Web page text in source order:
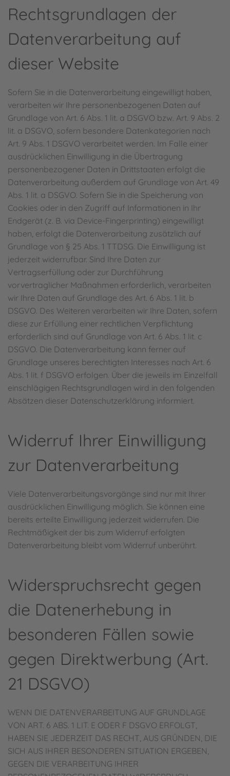
Rechtsgrundlagen der
Datenverarbeitung auf
dieser Website
Sofern Sie in die Datenverarbeitung eingewilligt haben,
verarbeiten wir Ihre personenbezogenen Daten auf
Grundlage von Art. 6 Abs. 1 lit. a DSGVO bzw. Art. 9 Abs. 2
lit. a DSGVO, sofern besondere Datenkategorien nach
Art. 9 Abs. 1 DSGVO verarbeitet werden. Im Falle einer
ausdrücklichen Einwilligung in die Übertragung
personenbezogener Daten in Drittstaaten erfolgt die
Datenverarbeitung außerdem auf Grundlage von Art. 49
Abs. 1 lit. a DSGVO. Sofern Sie in die Speicherung von
Cookies oder in den Zugriff auf Informationen in Ihr
Endgerät (z. B. via Device-Fingerprinting) eingewilligt
haben, erfolgt die Datenverarbeitung zusätzlich auf
Grundlage von § 25 Abs. 1 TTDSG. Die Einwilligung ist
jederzeit widerrufbar. Sind Ihre Daten zur
Vertragserfüllung oder zur Durchführung
vorvertraglicher Maßnahmen erforderlich, verarbeiten
wir Ihre Daten auf Grundlage des Art. 6 Abs. 1 lit. b
DSGVO. Des Weiteren verarbeiten wir Ihre Daten, sofern
diese zur Erfüllung einer rechtlichen Verpflichtung
erforderlich sind auf Grundlage von Art. 6 Abs. 1 lit. c
DSGVO. Die Datenverarbeitung kann ferner auf
Grundlage unseres berechtigten Interesses nach Art. 6
Abs. 1 lit. f DSGVO erfolgen. Über die jeweils im Einzelfall
einschlägigen Rechtsgrundlagen wird in den folgenden
Absätzen dieser Datenschutzerklärung informiert.
Widerruf Ihrer Einwilligung
zur Datenverarbeitung
Viele Datenverarbeitungsvorgänge sind nur mit Ihrer
ausdrücklichen Einwilligung möglich. Sie können eine
bereits erteilte Einwilligung jederzeit widerrufen. Die
Rechtmäßigkeit der bis zum Widerruf erfolgten
Datenverarbeitung bleibt vom Widerruf unberührt.
Widerspruchsrecht gegen
die Datenerhebung in
besonderen Fällen sowie
gegen Direktwerbung (Art.
21 DSGVO)
WENN DIE DATENVERARBEITUNG AUF GRUNDLAGE
VON ART. 6 ABS. 1 LIT. E ODER F DSGVO ERFOLGT,
HABEN SIE JEDERZEIT DAS RECHT, AUS GRÜNDEN, DIE
SICH AUS IHRER BESONDEREN SITUATION ERGEBEN,
GEGEN DIE VERARBEITUNG IHRER